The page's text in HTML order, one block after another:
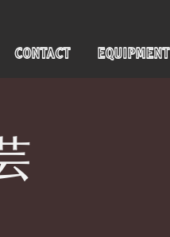
CONTACT EQUIPMENT